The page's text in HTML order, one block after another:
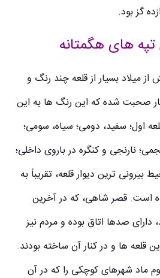
گز بود.
های هگمتانه
از میلاد بسیار از قلعه چند رنگ و
صحبت شده که این رنگ ها به این
اول؛ سفید، دومی؛ سیاه، سومی؛
نارنجی و کنگره در باروی داخلی؛
ترین دیوار قلعه، تقریباً به
است. قصر شاهی، که در آخرین
دارای صدها اتاق بوده و مردم نیز
قلعه‌ ها و در کنار آن ساخته بودند.
ماد شهرهای کوچکی را که در آن